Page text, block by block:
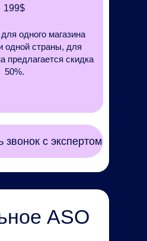
звонок с экспертом
одного магазина
одной страны, для
предлагается скидка
50%.
199$
ASO